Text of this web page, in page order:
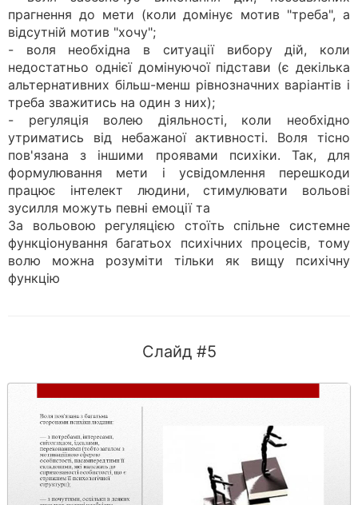
прагнення до мети (коли домінує мотив "треба", а
відсутній мотив "хочу";
- воля необхідна в ситуації вибору дій, коли
недостатньо однієї домінуючої підстави (є декілька
альтернативних більш-менш рівнозначних варіантів і
треба зважитись на один з них);
- регуляція волею діяльності, коли необхідно
утриматись від небажаної активності. Воля тісно
пов'язана з іншими проявами психіки. Так, для
формулювання мети і усвідомлення перешкоди
працює інтелект людини, стимулювати вольові
зусилля можуть певні емоції та
За вольовою регуляцією стоїть спільне системне
функціонування багатьох психічних процесів, тому
волю можна розуміти тільки як вищу психічну
функцію
Слайд #5